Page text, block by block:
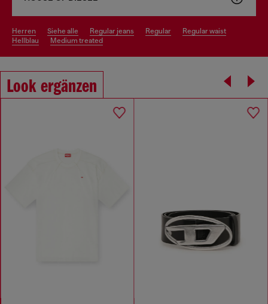
herren siehe alle regular jeans regular
regular waist
hellblau
medium treated
Look ergänzen